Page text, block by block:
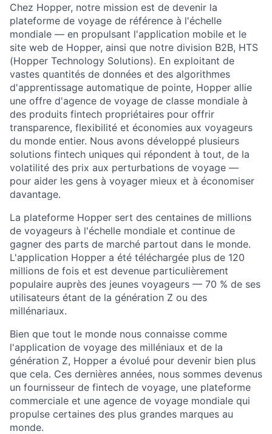
Chez Hopper, notre mission est de devenir la
plateforme de voyage de référence à l'échelle
mondiale — en propulsant l'application mobile et le
site web de Hopper, ainsi que notre division B2B, HTS
(Hopper Technology Solutions). En exploitant de
vastes quantités de données et des algorithmes
d'apprentissage automatique de pointe, Hopper allie
une offre d'agence de voyage de classe mondiale à
des produits fintech propriétaires pour offrir
transparence, flexibilité et économies aux voyageurs
du monde entier. Nous avons développé plusieurs
solutions fintech uniques qui répondent à tout, de la
volatilité des prix aux perturbations de voyage —
pour aider les gens à voyager mieux et à économiser
davantage.
La plateforme Hopper sert des centaines de millions
de voyageurs à l'échelle mondiale et continue de
gagner des parts de marché partout dans le monde.
L'application Hopper a été téléchargée plus de 120
millions de fois et est devenue particulièrement
populaire auprès des jeunes voyageurs — 70 % de ses
utilisateurs étant de la génération Z ou des
millénariaux.
Bien que tout le monde nous connaisse comme
l'application de voyage des milléniaux et de la
génération Z, Hopper a évolué pour devenir bien plus
que cela. Ces dernières années, nous sommes devenus
un fournisseur de fintech de voyage, une plateforme
commerciale et une agence de voyage mondiale qui
propulse certaines des plus grandes marques au
monde.